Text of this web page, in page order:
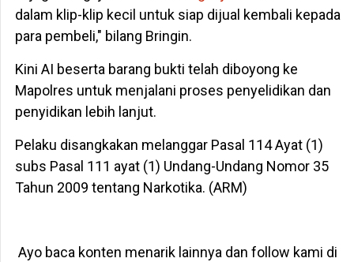
dalam klip-klip kecil untuk siap dijual kembali kepada
para pembeli," bilang Bringin.
Kini AI beserta barang bukti telah diboyong ke
Mapolres untuk menjalani proses penyelidikan dan
penyidikan lebih lanjut.
Pelaku disangkakan melanggar Pasal 114 Ayat (1)
subs Pasal 111 ayat (1) Undang-Undang Nomor 35
Tahun 2009 tentang Narkotika. (ARM)
Ayo baca konten menarik lainnya dan follow kami di